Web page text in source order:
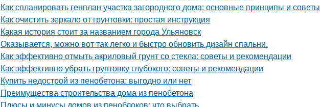
Как спланировать генплан участка загородного дома: основные принципы и советы
Как очистить зеркало от грунтовки: простая инструкция
Какая история стоит за названием города Ульяновск
Оказывается, можно вот так легко и быстро обновить дизайн спальни.
Как эффективно отмыть акриловый грунт со стекла: советы и рекомендации
Как эффективно убрать грунтовку глубокого: советы и рекомендации
Купить недострой из пенобетона: выгодно или нет
Преимущества строительства дома из пенобетона